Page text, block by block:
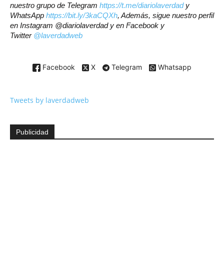
nuestro grupo de Telegram https://t.me/diariolaverdady
WhatsApp https://bit.ly/3kaCQXh, Además, sigue nuestro perfil
en Instagram @diariolaverdad y en Facebook y
Twitter @laverdadweb
Facebook X Telegram Whatsapp
Tweets by laverdadweb
Publicidad